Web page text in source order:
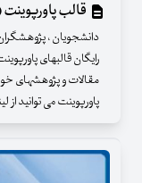
قالب پاورپوینت
دانشجویان ،
رایگان قالبهای
مقالات و پژوهشهای خود
پاورپوینت می توانید از